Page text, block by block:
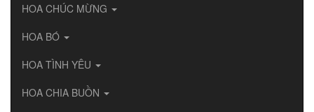
HOA CHÚC MỪNG
HOA BÓ
HOA TÌNH YÊU
HOA CHIA BUỒN